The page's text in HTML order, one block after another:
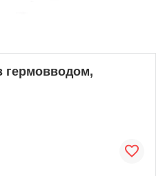
гермовводом,